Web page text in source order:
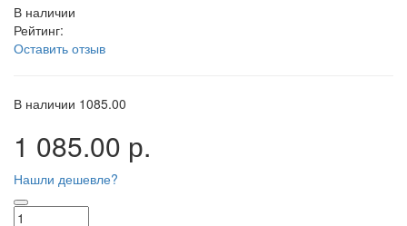
В наличии
Рейтинг:
Оставить отзыв
В наличии 1085.00
1 085.00 р.
Нашли дешевле?